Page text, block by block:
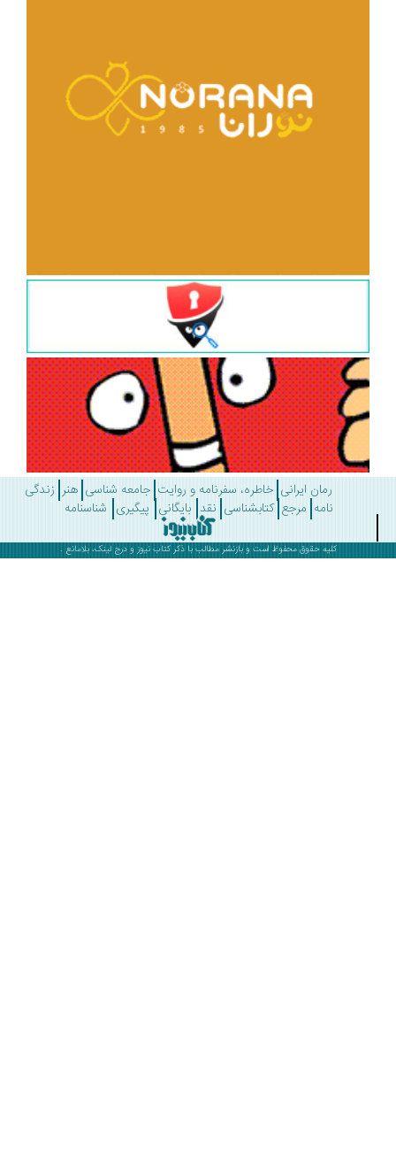
رمان ایرانی خاطره، سفرنامه و روایت جامعه شناسی هنر زندگی
مرجع کتابشناسی نقد بایگانی پیگیری شناسنامه
کلیه حقوق محفوظ است و بازنشر مطالب با ذکرکتاب نیوزو درج لینک، بلامانع .